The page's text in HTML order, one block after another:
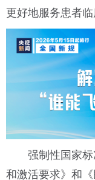
更好地服务患者临
强制性国家
和激活要求》和